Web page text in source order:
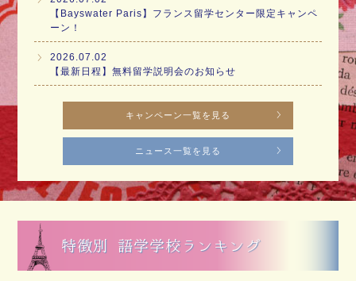
【Bayswater Paris】フランス留学センター限定キャンペ
ーン！
2026.07.02
【最新日程】無料留学説明会のお知らせ
キャンペーン一覧を見る
ニュース一覧を見る
特徴別 語学学校ランキング